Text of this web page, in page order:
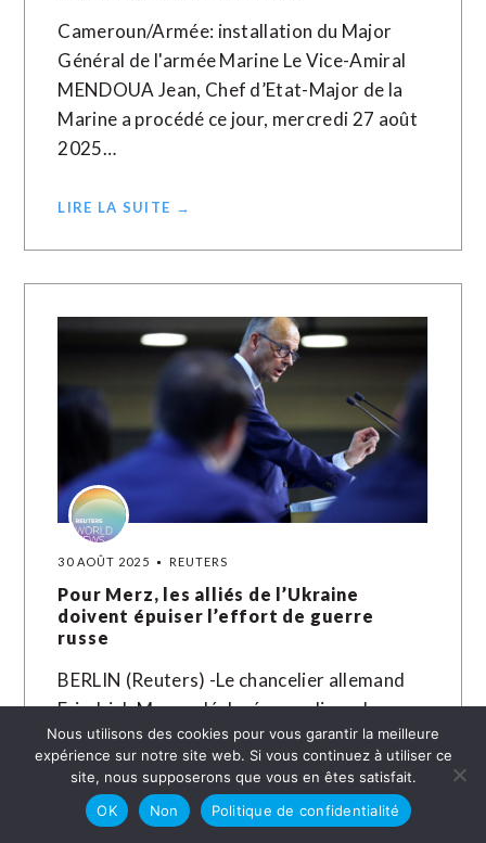
Cameroun/Armée: installation du Major
Général de l'armée Marine Le Vice-Amiral
MENDOUA Jean, Chef d’Etat-Major de la
Marine a procédé ce jour, mercredi 27 août
2025…
LIRE LA SUITE →
30 AOÛT 2025 REUTERS
Pour Merz, les alliés de l’Ukraine
doivent épuiser l’effort de guerre
russe
BERLIN (Reuters) -Le chancelier allemand
Friedrich Merz a déclaré samedi que la
Russie ne mettrait fin à la guerre en Ukraine
que lorsqu'elle ne serait…
LIRE LA SUITE →
Nous utilisons des cookies pour vous garantir la meilleure
expérience sur notre site web. Si vous continuez à utiliser ce
site, nous supposerons que vous en êtes satisfait.
OK
Non Politique de confidentialité